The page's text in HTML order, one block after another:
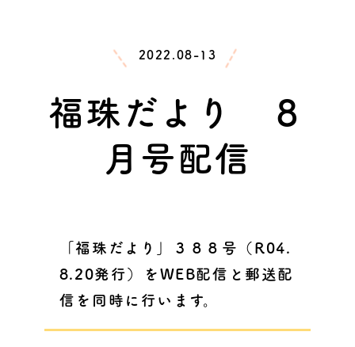
2022.08-13
福珠だより ８
月号配信
「福珠だより」３８８号（R04.
8.20発行）をWEB配信と郵送配
信を同時に行います。